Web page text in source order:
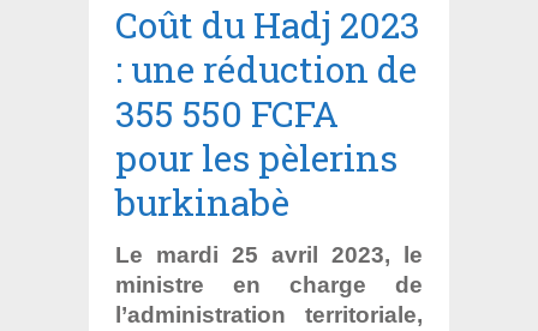
Coût du Hadj 2023
: une réduction de
355 550 FCFA
pour les pèlerins
burkinabè
Le mardi 25 avril 2023, le
ministre en charge de
l’administration territoriale,